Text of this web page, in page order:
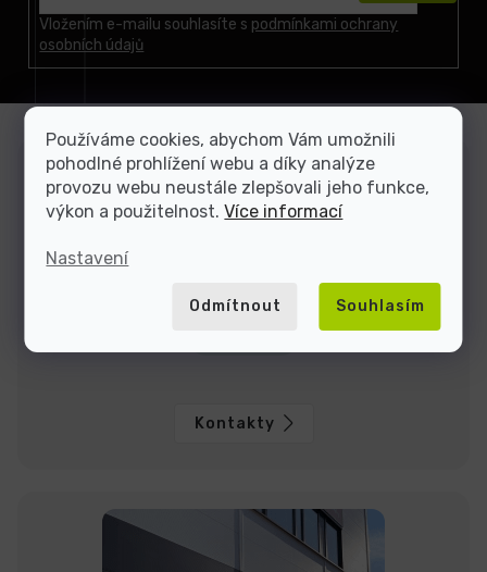
Používáme cookies, abychom Vám umožnili
pohodlné prohlížení webu a díky analýze
provozu webu neustále zlepšovali jeho funkce,
výkon a použitelnost.Více informací
Nastavení
Odmítnout Souhlasím
Vložením e-mailu souhlasíte s podmínkami ochrany
osobních údajů
Zákaznická podpora
Jsme tu, když si nevíte rady
Kontakty